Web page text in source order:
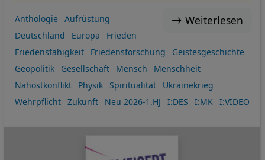
Weiterlesen
Anthologie
Aufrüstung
Deutschland
Europa
Frieden
Friedensfähigkeit
Friedensforschung
Geistesgeschichte
Geopolitik
Gesellschaft Mensch
Menschheit
Nahostkonflikt
Physik Spiritualität
Ukrainekrieg
Wehrpflicht
Zukunft Neu 2026-1.HJ I:DES I:MK I:VIDEO